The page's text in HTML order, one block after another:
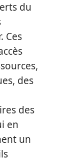
du
Ces
des
des
en
un